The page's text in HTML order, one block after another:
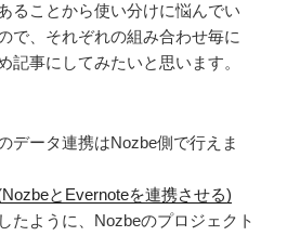
ることから使い分けに悩んでい
で、それぞれの組み合わせ毎に
記事にしてみたいと思います。
データ連携はNozbe側で行えま
とEvernoteを連携させる)
たように、Nozbeのプロジェクト